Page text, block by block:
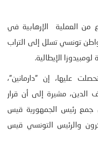
من العملية الإرهابية في
تونسي تسلل إلى التراب
الإيطالية.
عليها، إن ”دارمانين”،
الدين، مشيرة إلى أن قرار
جمع رئيس الجمهورية قيس
والرئيس التونسي قيس